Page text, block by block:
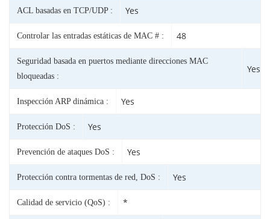
ACL basadas en TCP/UDP : Yes
Controlar las entradas estáticas de MAC # : 48
Seguridad basada en puertos mediante direcciones MAC
bloqueadas :
Yes
Inspección ARP dinámica : Yes
Protección DoS : Yes
Prevención de ataques DoS : Yes
Protección contra tormentas de red, DoS : Yes
Calidad de servicio (QoS) : *